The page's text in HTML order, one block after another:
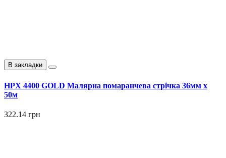
В закладки
HPX 4400 GOLD Малярна помаранчева стрічка 36мм х
50м
322.14 грн